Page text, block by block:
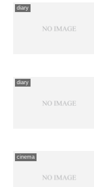
diary
diary
cinema